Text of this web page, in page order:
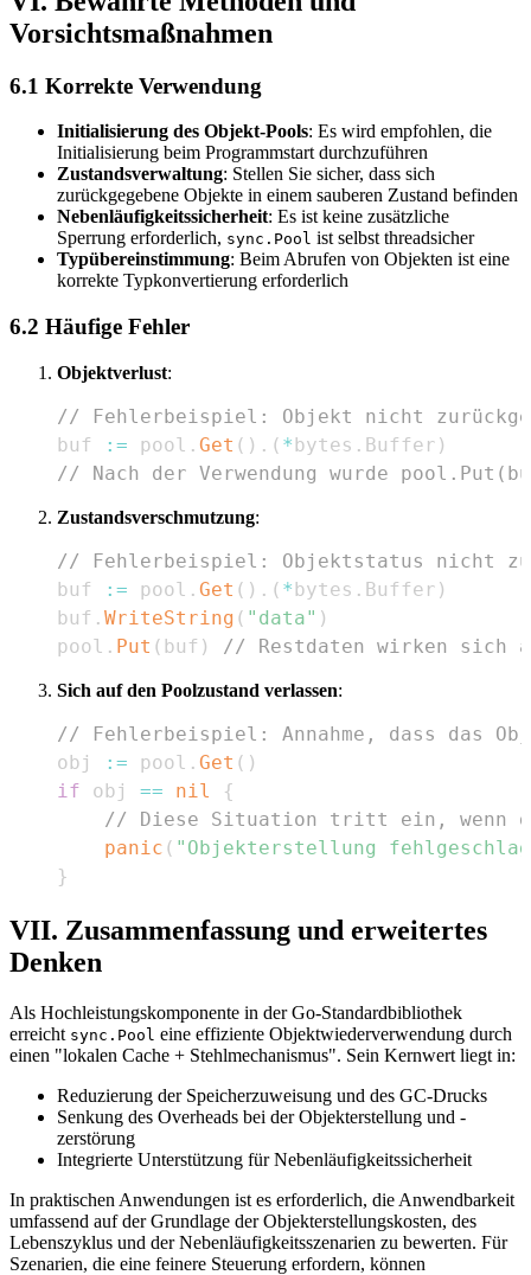
Vorsichtsmaßnahmen
6.1 Korrekte Verwendung
Initialisierung des Objekt-Pools: Es wird empfohlen, die
Initialisierung beim Programmstart durchzuführen
Zustandsverwaltung: Stellen Sie sicher, dass sich
zurückgegebene Objekte in einem sauberen Zustand befinden
Nebenläufigkeitssicherheit: Es ist keine zusätzliche
Sperrung erforderlich, sync.Pool ist selbst threadsicher
Typübereinstimmung: Beim Abrufen von Objekten ist eine
korrekte Typkonvertierung erforderlich
6.2 Häufige Fehler
Objektverlust:
// Fehlerbeispiel: Objekt nicht
buf
:= pool . Get ( ) . ( *bytes . Buffer )
// Nach der Verwendung wurde
Zustandsverschmutzung:
// Fehlerbeispiel: Objektstatus nicht
buf
:= pool . Get ( ) . ( *bytes . Buffer )
buf . WriteString ( "data" )
pool . Put ( buf ) // Restdaten wirken sich
Sich auf den Poolzustand verlassen:
// Fehlerbeispiel: Annahme, dass das
obj
:= pool . Get ( )
if obj == nil
{
// Diese Situation tritt ein, wenn
panic ( "Objekterstellung
}
VII. Zusammenfassung und erweitertes
Denken
Als Hochleistungskomponente in der Go-Standardbibliothek
erreicht sync.Pool eine effiziente Objektwiederverwendung durch
einen "lokalen Cache + Stehlmechanismus". Sein Kernwert liegt in:
Reduzierung der Speicherzuweisung und des GC-Drucks
Senkung des Overheads bei der Objekterstellung und -
zerstörung
Integrierte Unterstützung für Nebenläufigkeitssicherheit
In praktischen Anwendungen ist es erforderlich, die Anwendbarkeit
umfassend auf der Grundlage der Objekterstellungskosten, des
Lebenszyklus und der Nebenläufigkeitsszenarien zu bewerten. Für
Szenarien, die eine feinere Steuerung erfordern, können